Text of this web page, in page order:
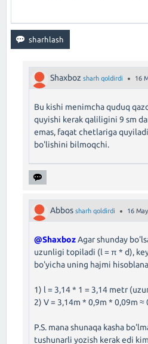
Shaxboz sharh qoldirdi 16
Bu kishi menimcha quduq
quyishi kerak qaliligini 9 sm
emas, faqat chetlariga
bo'lishini bilmoqchi.
Abbos sharh qoldirdi 16
@ShaxbozAgar shunday
uzunligi topiladi (l = π * d),
bo'yicha uning hajmi
1) l = 3,14 * 1 = 3,14 metr
2) V = 3,14m * 0,9m * 0,09m
P.S. mana shunaqa kasha
tushunarli yozish kerak edi